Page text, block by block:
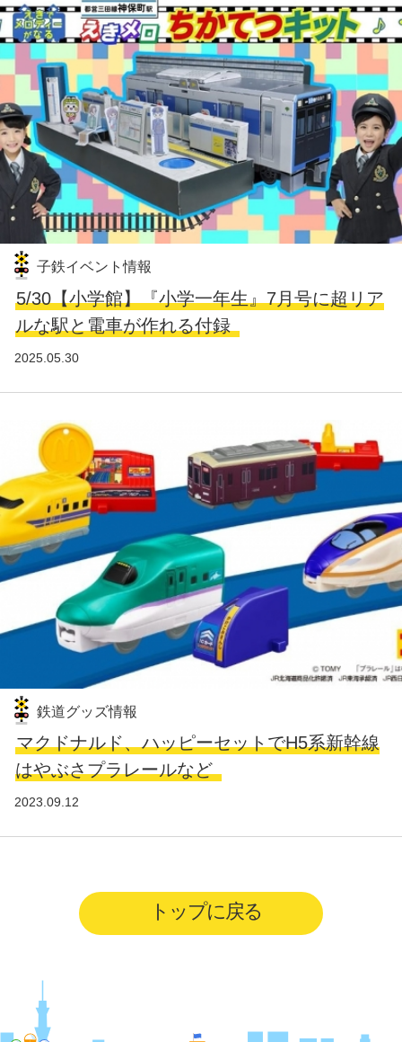
子鉄イベント情報
5/30【小学館】『小学一年生』7月号に超リア
ルな駅と電車が作れる付録
2025.05.30
鉄道グッズ情報
マクドナルド、ハッピーセットでH5系新幹線
はやぶさプラレールなど
2023.09.12
トップに戻る